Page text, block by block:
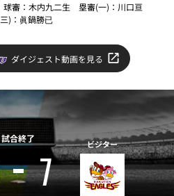
球審：木内九二生 塁審(一)：川口亘
)：眞鍋勝已
ダイジェスト動画を見る
試合終了
7
ビジター